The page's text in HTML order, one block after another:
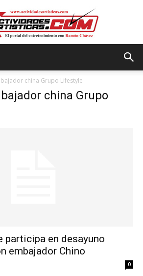
china Grupo Lifestyle
china Grupo
participa en desayuno
embajador Chino
0